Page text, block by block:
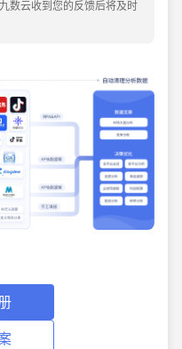
数云收到您的反馈后将及时